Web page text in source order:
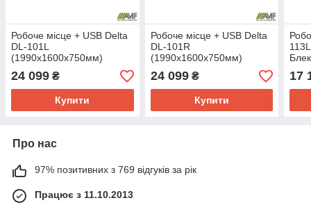
Робоче місце + USB Delta
DL-101L
(1990х1600х750мм)
Блеквуд Ячмінний / Каркас
білий / Опора білий беж
24 099 ₴
Купити
Робоче місце + USB Delta
DL-101R
(1990х1600х750мм)
Блеквуд Ячмінний / Каркас
білий / Опора білий беж
24 099₴
Купити
17
Про нас
97% позитивних з 769 відгуків за рік
Працює з 11.10.2013